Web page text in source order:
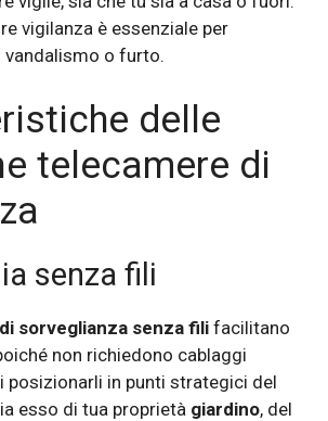
vigilanza è essenziale per
vandalismo o furto.
delle
telecamere di
senza fili
sorveglianza senza fili facilitano
non richiedono cablaggi
posizionarli in punti strategici del
esso di tua proprietà giardino, del